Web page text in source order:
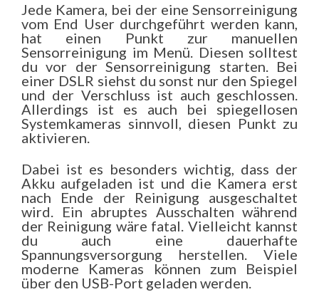
Jede Kamera, bei der eine Sensorreinigung
vom End User durchgeführt werden kann,
hat einen Punkt zur manuellen
Sensorreinigung im Menü. Diesen solltest
du vor der Sensorreinigung starten. Bei
einer DSLR siehst du sonst nur den Spiegel
und der Verschluss ist auch geschlossen.
Allerdings ist es auch bei spiegellosen
Systemkameras sinnvoll, diesen Punkt zu
aktivieren.
Dabei ist es besonders wichtig, dass der
Akku aufgeladen ist und die Kamera erst
nach Ende der Reinigung ausgeschaltet
wird. Ein abruptes Ausschalten während
der Reinigung wäre fatal. Vielleicht kannst
du auch eine dauerhafte
Spannungsversorgung herstellen. Viele
moderne Kameras können zum Beispiel
über den USB-Port geladen werden.